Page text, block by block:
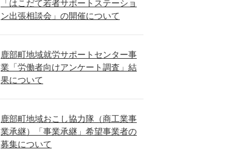
「はこだて若者サポートステーショ
ン出張相談会」の開催について
鹿部町地域就労サポートセンター事
業「労働者向けアンケート調査」結
果について
鹿部町地域おこし協力隊（商工業事
業承継）「事業承継」希望事業者の
募集について